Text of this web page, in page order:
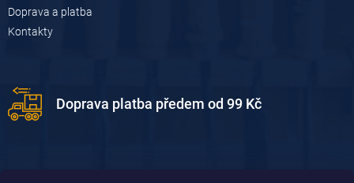
Doprava a platba
Kontakty
Doprava platba předem od 99 Kč